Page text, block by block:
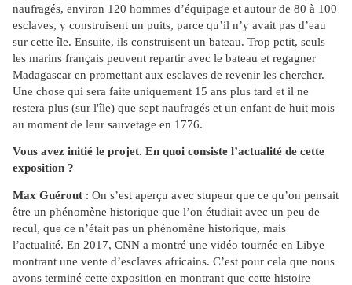
naufragés, environ 120 hommes d’équipage et autour de 80 à 100
esclaves, y construisent un puits, parce qu’il n’y avait pas d’eau
sur cette île. Ensuite, ils construisent un bateau. Trop petit, seuls
les marins français peuvent repartir avec le bateau et regagner
Madagascar en promettant aux esclaves de revenir les chercher.
Une chose qui sera faite uniquement 15 ans plus tard et il ne
restera plus (sur l'île) que sept naufragés et un enfant de huit mois
au moment de leur sauvetage en 1776.
Vous avez initié le projet. En quoi consiste l’actualité de cette
exposition ?
Max Guérout : On s’est aperçu avec stupeur que ce qu’on pensait
être un phénomène historique que l’on étudiait avec un peu de
recul, que ce n’était pas un phénomène historique, mais
l’actualité. En 2017, CNN a montré une vidéo tournée en Libye
montrant une vente d’esclaves africains. C’est pour cela que nous
avons terminé cette exposition en montrant que cette histoire